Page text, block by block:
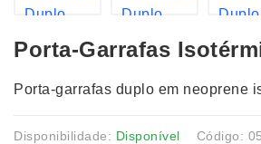
Porta-Garrafas
Porta-garrafas duplo em neoprene
Disponibilidade: Disponível Código: